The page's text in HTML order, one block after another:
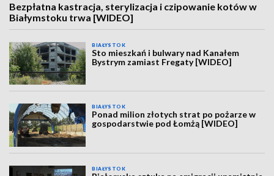
Bezpłatna kastracja, sterylizacja i czipowanie kotów w
Białymstoku trwa [WIDEO]
BIAŁYSTOK
Sto mieszkań i bulwary nad Kanałem
Bystrym zamiast Fregaty [WIDEO]
BIAŁYSTOK
Ponad milion złotych strat po pożarze w
gospodarstwie pod Łomżą [WIDEO]
BIAŁYSTOK